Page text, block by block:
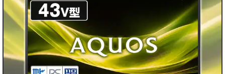
テレビ単品
テレビ+録画用HDD
テレビ+サウンドバー
テレビ単品
テレビ+録画用HDD
テレビ+サウンドバー
テレビ単品
テレビ+録画用HDD